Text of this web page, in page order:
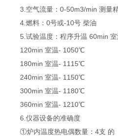
3.空气流量：0-50m3/min 测量
4.燃料：0号或-10号 柴油
5.试验温度：程序升温 60min
120min 室温- 1050℃
180min 室温- 1115℃
240min 室温- 1150℃
300min 室温- 1180℃
360min 室温- 1210℃
6.仪器设备的准确度
①炉内温度热电偶数量：4支 的